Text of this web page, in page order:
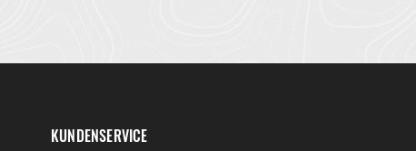
KUNDENSERVICE